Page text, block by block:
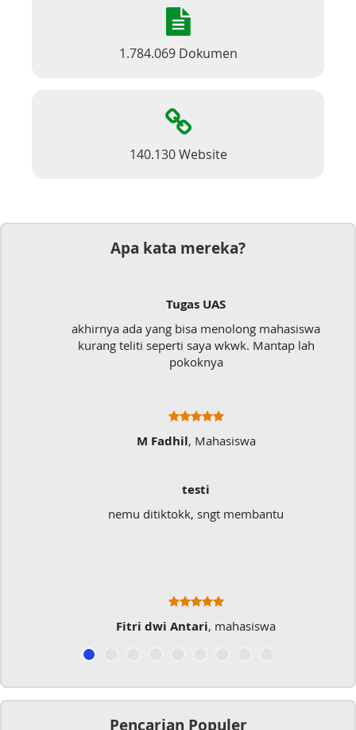
1.784.069 Dokumen
140.130 Website
Apa kata mereka?
Tugas UAS
akhirnya ada yang bisa menolong mahasiswa
kurang teliti seperti saya wkwk. Mantap lah
pokoknya
M Fadhil, Mahasiswa
nemu ditiktokk, sngt membantu
Fitri dwi Antari, mahasiswa
Pencarian Populer